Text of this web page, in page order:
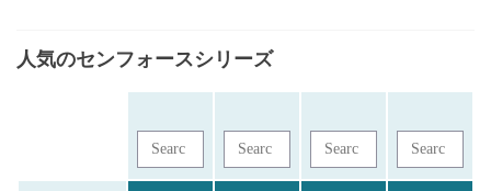
人気のセンフォースシリーズ